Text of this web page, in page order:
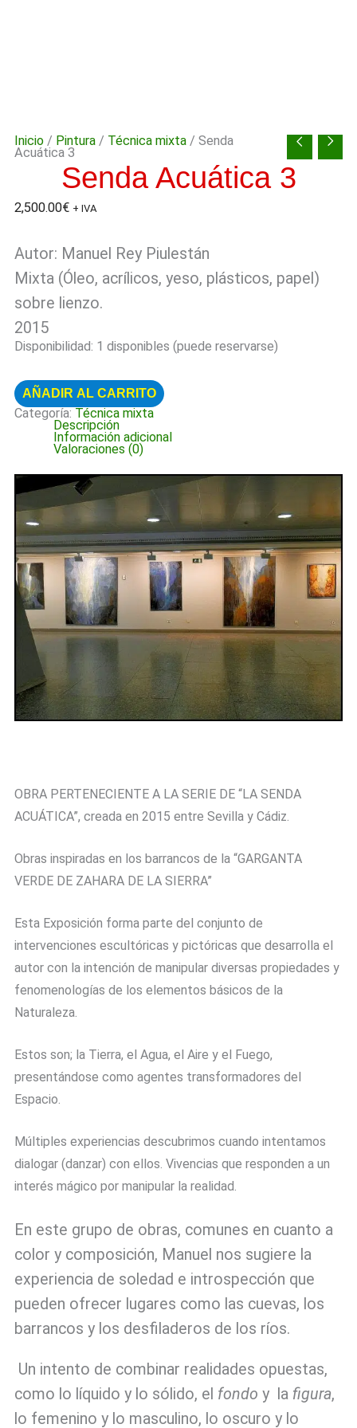
Inicio/ Pintura/ Técnica mixta/ Senda
Acuática 3
Senda Acuática 3
2,500.00€ + IVA
Autor: Manuel Rey Piulestán
Mixta (Óleo, acrílicos, yeso, plásticos, papel)
sobre lienzo.
2015
Disponibilidad: 1 disponibles (puede reservarse)
AÑADIR AL CARRITO
Categoría: Técnica mixta
Descripción
Información adicional
Valoraciones (0)
OBRA PERTENECIENTE A LA SERIE DE “LA SENDA
ACUÁTICA”, creada en 2015 entre Sevilla y Cádiz.
Obras inspiradas en los barrancos de la “GARGANTA
VERDE DE ZAHARA DE LA SIERRA”
Esta Exposición forma parte del conjunto de
intervenciones escultóricas y pictóricas que desarrolla el
autor con la intención de manipular diversas propiedades y
fenomenologías de los elementos básicos de la
Naturaleza.
Estos son; la Tierra, el Agua, el Aire y el Fuego,
presentándose como agentes transformadores del
Espacio.
Múltiples experiencias descubrimos cuando intentamos
dialogar (danzar) con ellos. Vivencias que responden a un
interés mágico por manipular la realidad.
En este grupo de obras, comunes en cuanto a
color y composición, Manuel nos sugiere la
experiencia de soledad e introspección que
pueden ofrecer lugares como las cuevas, los
barrancos y los desfiladeros de los ríos.
Un intento de combinar realidades opuestas,
como lo líquido y lo sólido, el fondo y la figura,
lo femenino y lo masculino, lo oscuro y lo